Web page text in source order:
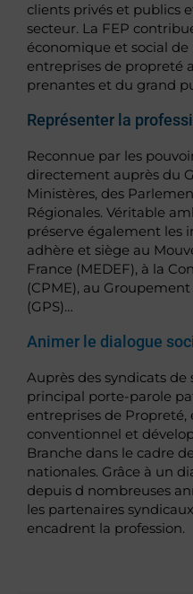
clients privés et publics
secteur. La FEP
économique et social
entreprises de propreté
prenantes et du grand
Représenter la
Reconnue par les
directement auprès du
Ministères, des
Régionales. Véritable
préserve également les
adhère et siège au
France (MEDEF), à la
(CPME), au
(GPS)…
Animer le dialogue
Auprès des syndicats de
principal porte-parole
entreprises de Propreté,
conventionnel et
Branche dans le cadre
nationales. Grâce à un
depuis d nombreuses
les partenaires
encadrent la profession.